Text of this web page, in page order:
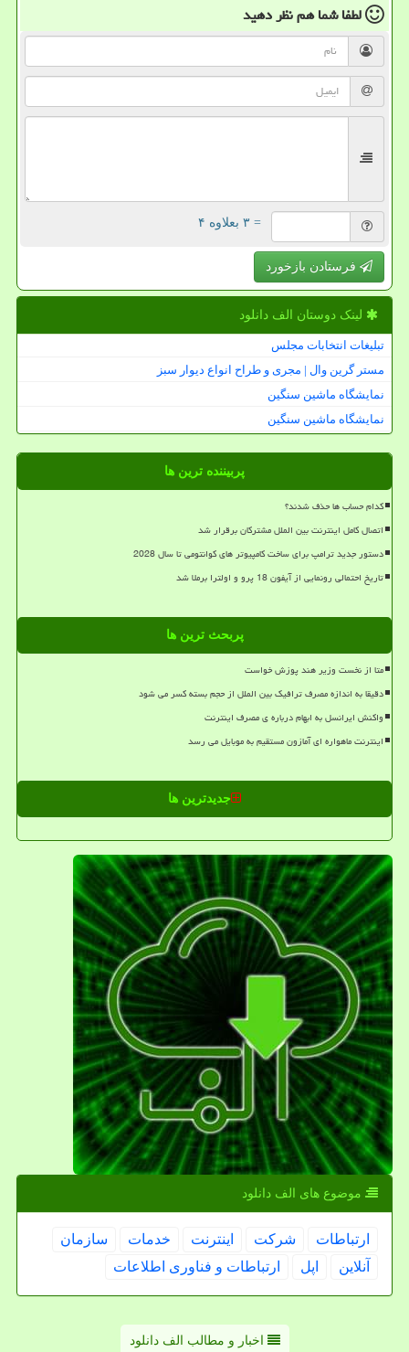
لطفا شما همنظر دهید
= ۳ بعلاوه ۴
فرستادن بازخورد
لینک دوستان الف دانلود
تبلیغات انتخابات مجلس
مستر گرین وال | مجری و طراح انواع دیوار سبز
نمایشگاه ماشین سنگین
نمایشگاه ماشین سنگین
پربیننده ترین ها
کدام حساب ها حذف شدند؟
اتصال کامل اینترنت بین الملل مشترکان برقرار شد
دستور جدید ترامپ برای ساخت کامپیوتر های کوانتومی تا سال 2028
تاریخ احتمالی رونمایی از آیفون 18 پرو و اولترا برملا شد
پربحث ترین ها
متا از نخست وزیر هند پوزش خواست
دقیقا به اندازه مصرف ترافیک بین الملل از حجم بسته کسر می شود
واکنش ایرانسل به ابهام درباره ی مصرف اینترنت
اینترنت ماهواره ای آمازون مستقیم به موبایل می رسد
جدیدترین ها
موضوع های الف دانلود
ارتباطات شركت اینترنت خدمات
سازمان
آنلاین
اپل ارتباطات و فناوری اطلاعات
اخبار و مطالب الف دانلود